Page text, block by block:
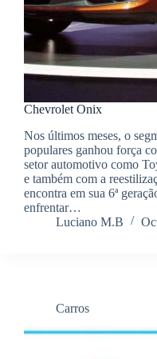
Chevrolet Onix
Nos últimos meses, o
populares ganhou força
setor automotivo como
e também com a
encontra em sua 6ª
enfrentar…
Luciano M.B
Carros